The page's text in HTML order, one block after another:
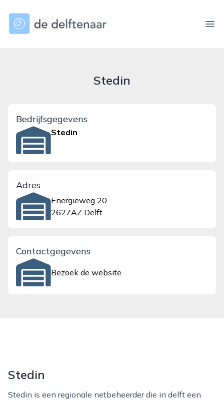
dedelftenaar.nl
Stedin
Bedrijfsgegevens
Stedin
Adres
Energieweg 20
2627AZ Delft
Contactgegevens
Bezoek de website
Stedin
Stedin is een regionale netbeheerder die in delft een